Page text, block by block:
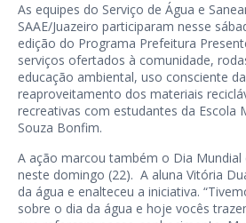
As equipes do Serviço de Água e
SAAE/Juazeiro participaram nesse
edição do Programa Prefeitura
serviços ofertados à comunidade,
educação ambiental, uso consciente
reaproveitamento dos materiais
recreativas com estudantes da Escola
Souza Bonfim.
A ação marcou também o Dia
neste domingo (22). A aluna Vitória
da água e enalteceu a iniciativa.
sobre o dia da água e hoje vocês